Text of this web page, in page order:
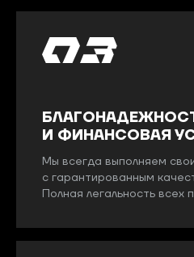
И ФИНАНСОВАЯ
Мы всегда выполняем
с гарантированным
Полная легальность всех